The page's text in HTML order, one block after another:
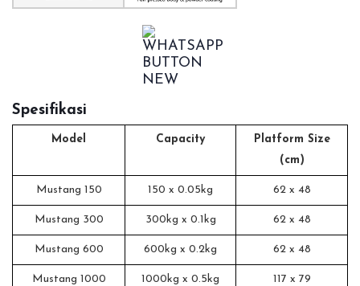
Spesifikasi
Model Capacity
Platform Size
(cm)
Mustang 150 150 x 0.05kg 62 x 48
Mustang 300 300kg x 0.1kg 62 x 48
Mustang 600 600kg x 0.2kg 62 x 48
Mustang 1000 1000kg x 0.5kg 117 x 79